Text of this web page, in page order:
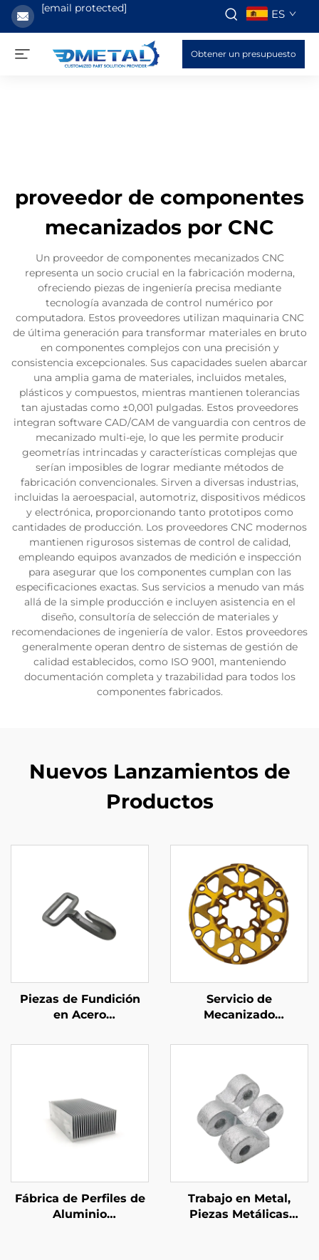
[email protected] ES
Obtener un presupuesto
proveedor de componentes
mecanizados por CNC
Un proveedor de componentes mecanizados CNC
representa un socio crucial en la fabricación moderna,
ofreciendo piezas de ingeniería precisa mediante
tecnología avanzada de control numérico por
computadora. Estos proveedores utilizan maquinaria CNC
de última generación para transformar materiales en bruto
en componentes complejos con una precisión y
consistencia excepcionales. Sus capacidades suelen abarcar
una amplia gama de materiales, incluidos metales,
plásticos y compuestos, mientras mantienen tolerancias
tan ajustadas como ±0,001 pulgadas. Estos proveedores
integran software CAD/CAM de vanguardia con centros de
mecanizado multi-eje, lo que les permite producir
geometrías intrincadas y características complejas que
serían imposibles de lograr mediante métodos de
fabricación convencionales. Sirven a diversas industrias,
incluidas la aeroespacial, automotriz, dispositivos médicos
y electrónica, proporcionando tanto prototipos como
cantidades de producción. Los proveedores CNC modernos
mantienen rigurosos sistemas de control de calidad,
empleando equipos avanzados de medición e inspección
para asegurar que los componentes cumplan con las
especificaciones exactas. Sus servicios a menudo van más
allá de la simple producción e incluyen asistencia en el
diseño, consultoría de selección de materiales y
recomendaciones de ingeniería de valor. Estos proveedores
generalmente operan dentro de sistemas de gestión de
calidad establecidos, como ISO 9001, manteniendo
documentación completa y trazabilidad para todos los
componentes fabricados.
Nuevos Lanzamientos de
Productos
Piezas de Fundición
en Acero
Servicio de
Mecanizado
Mecanizado de
Acabado Anodizado
Fábrica de Perfiles de
Aluminio
Trabajo en Metal,
Piezas Metálicas